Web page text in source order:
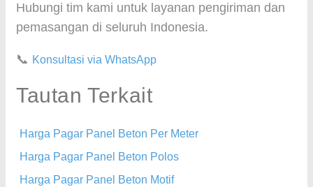
Hubungi tim kami untuk layanan pengiriman dan
pemasangan di seluruh Indonesia.
📞 Konsultasi via WhatsApp
Tautan Terkait
Harga Pagar Panel Beton Per Meter
Harga Pagar Panel Beton Polos
Harga Pagar Panel Beton Motif